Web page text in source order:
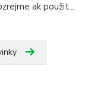
ak použit...